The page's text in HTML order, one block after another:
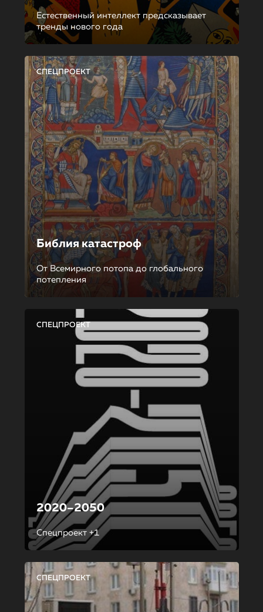
Естественный интеллект предсказывает
тренды нового года
СПЕЦПРОЕКТ
Библия катастроф
От Всемирного потопа до глобального
потепления
СПЕЦПРОЕКТ
2020–2050
Спецпроект +1
СПЕЦПРОЕКТ